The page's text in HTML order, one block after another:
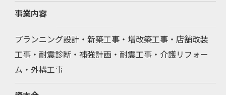
事業内容
プランニング設計・新築工事・増改築工事・店舗改装
工事・耐震診断・補強計画・耐震工事・介護リフォー
ム・外構工事